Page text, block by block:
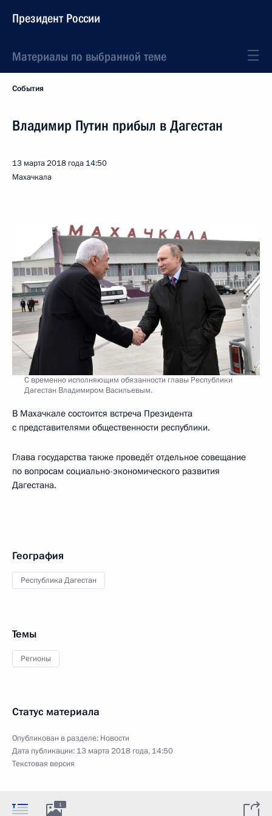
Президент России
Материалы по выбранной теме
События
Владимир Путин прибыл в Дагестан
13 марта 2018 года 14:50
Махачкала
С временно исполняющим обязанности главы Республики
Дагестан Владимиром Васильевым.
В Махачкале состоится встреча Президента
с представителями общественности республики.
Глава государства также проведёт отдельное совещание
по вопросам социально-экономического развития
Дагестана.
География
Республика Дагестан
Темы
Регионы
Статус материала
Опубликован в разделе: Новости
Дата публикации: 13 марта 2018 года, 14:50
Текстовая версия
1